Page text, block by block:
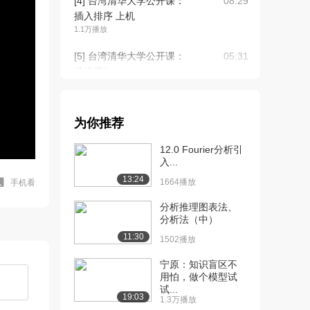
手机看
插入排序 上机
1.1万播放
[5] 台湾清华大学公开课：
05:31
堆排序2
[7] 台湾清华大学公开课：
比较排序的复杂...
[8] 台湾清华大学公开课：
比较排序的复杂...
[9] 台湾清华大学公开课：
C语言中的指针
18:07
为你推荐
13:24
12.0 Fourier分析引
入...
1664播放
11:30
分析推理图表法、
分析法（中）
1502播放
19:03
宁原：知识盲区不
用怕，做个模型试
试...
1.3万播放